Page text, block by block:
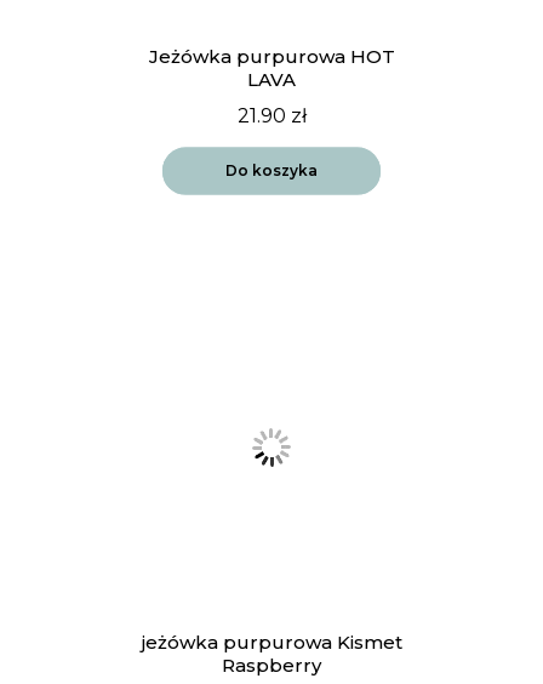
Jeżówka purpurowa HOT
LAVA
21.90 zł
Do koszyka
jeżówka purpurowa Kismet
Raspberry